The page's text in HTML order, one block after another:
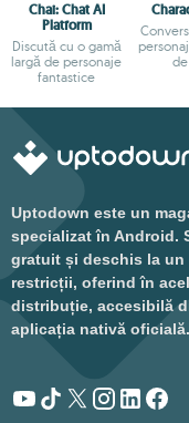
Chai: Chat AI
Platform
Discută cu o gamă
largă de personaje
fantastice
Uptodown este un
specializat în Android.
gratuit și deschis la
restricții, oferind în
distribuție, accesibilă
aplicația nativă oficială.